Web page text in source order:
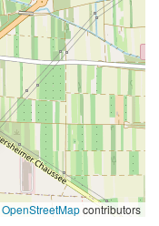
OpenStreetMapcontributors